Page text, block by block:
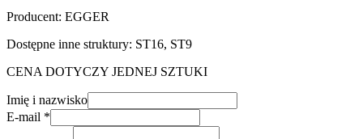
Producent: EGGER
Dostępne inne struktury: ST16, ST9
CENA DOTYCZY JEDNEJ SZTUKI
Imię i nazwisko
E-mail *